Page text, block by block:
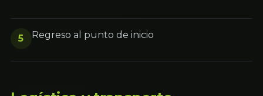
5 Regreso al punto de inicio